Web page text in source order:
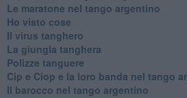
Le maratone nel tango argentino
Ho visto cose
Il virus tanghero
La giungla tanghera
Polizze tanguere
Cip e Ciop e la loro banda nel tango
Il barocco nel tango argentino